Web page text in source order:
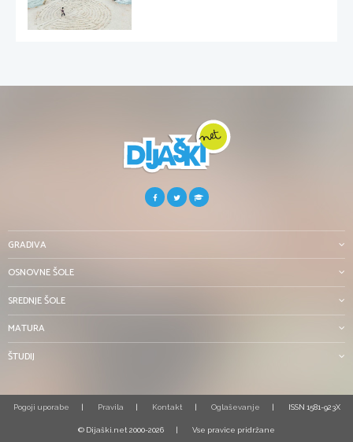
GRADIVA
OSNOVNE ŠOLE
SREDNJE ŠOLE
MATURA
ŠTUDIJ
Pogoji uporabe Pravila Kontakt Oglaševanje ISSN 1581-923X
© Dijaški.net 2000-2026 Vse pravice pridržane